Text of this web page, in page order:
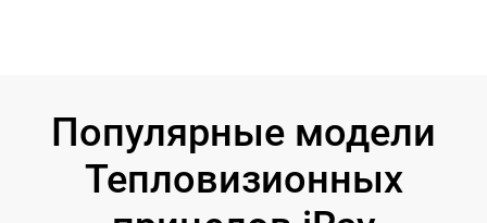
Популярные модели
Тепловизионных